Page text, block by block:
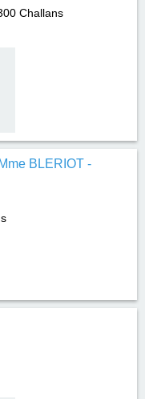
Challans
BLERIOT -